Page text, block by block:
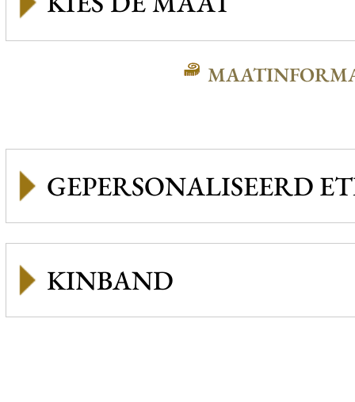
GEPERSONALISEERD
KINBAND